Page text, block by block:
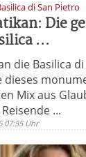
di San Pietro
Die
...
die Basilica
dieses
Mix aus
...
07:55 Uhr